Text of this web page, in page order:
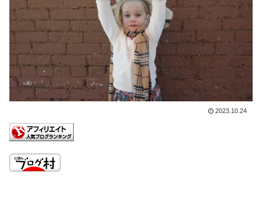
2023.10.24